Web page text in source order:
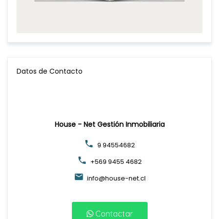
Datos de Contacto
House - Net Gestión Inmobiliaria
9 94554682
+569 9455 4682
info@house-net.cl
Contactar